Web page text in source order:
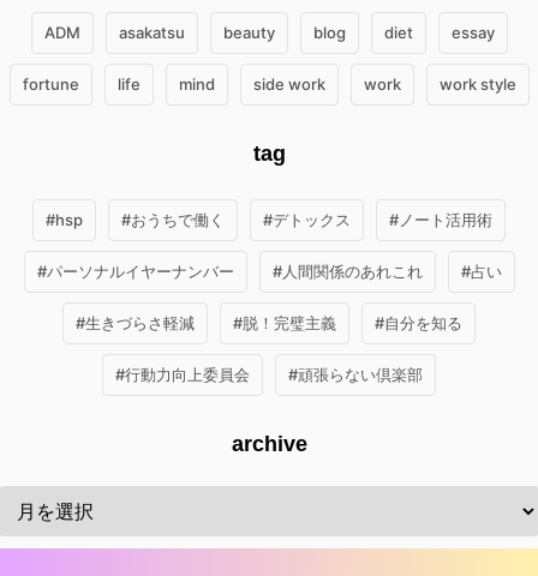
ADM asakatsu beauty blog diet essay
fortune life mind side work work work style
tag
#hsp #おうちで働く #デトックス #ノート活用術
#パーソナルイヤーナンバー #人間関係のあれこれ #占い
#生きづらさ軽減 #脱！完璧主義 #自分を知る
#行動力向上委員会 #頑張らない倶楽部
archive